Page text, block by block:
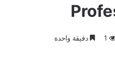
1 دقيقة واحدة